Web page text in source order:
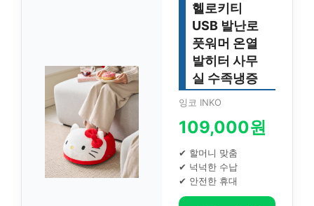
헬로키티
USB 발난로
풋워머 온열
발히터 사무
실 수족냉증
잉코 INKO
109,000원
✔ 할머니 맞춤
✔ 넉넉한 수납
✔ 안전한 휴대